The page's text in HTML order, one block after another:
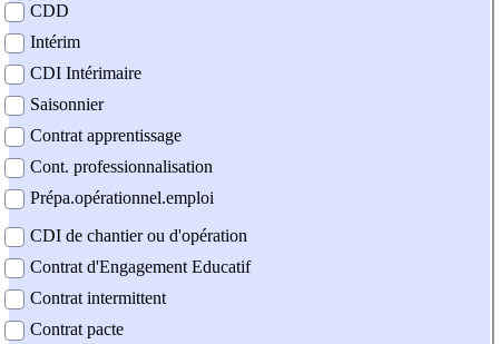
CDD
Intérim
CDI Intérimaire
Saisonnier
Contrat apprentissage
Cont. professionnalisation
Prépa.opérationnel.emploi
CDI de chantier ou d'opération
Contrat d'Engagement Educatif
Contrat intermittent
Contrat pacte